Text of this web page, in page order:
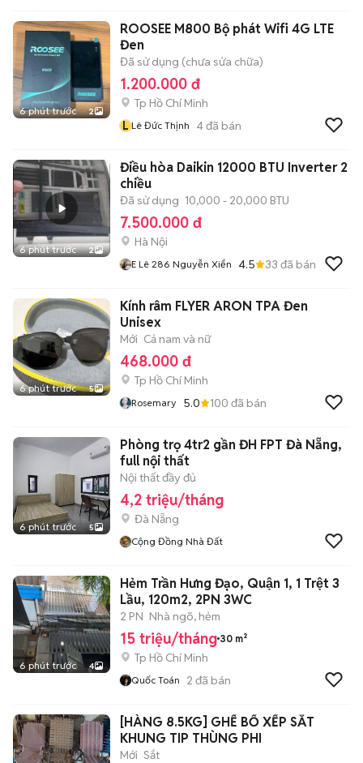
6 phút trước 2
ROOSEE M800 Bộ phát Wifi 4G LTE
Đen
Đã sử dụng (chưa sửa chữa)
1.200.000 đ
Tp Hồ Chí Minh
L Lê Đức Thịnh 4đã bán
6 phút trước 2
Điều hòa Daikin 12000 BTU Inverter 2
chiều
Đã sử dụng 10,000 - 20,000 BTU
7.500.000 đ
Hà Nội
E Lê 286 Nguyễn Xiển 4.5 33 đã bán
6 phút trước 5
Kính râm FLYER ARON TPA Đen
Unisex
Mới Cả nam và nữ
468.000 đ
Tp Hồ Chí Minh
Rosemary 5.0 100 đã bán
6 phút trước 5
Phòng trọ 4tr2 gần ĐH FPT Đà Nẵng,
full nội thất
Nội thất đầy đủ
4,2 triệu/tháng
Đà Nẵng
Cộng Đồng Nhà Đất
6 phút trước 4
Hẻm Trần Hưng Đạo, Quận 1, 1 Trệt 3
Lầu, 120m2, 2PN 3WC
2 PN Nhà ngõ, hẻm
15 triệu/tháng 30 m²
Tp Hồ Chí Minh
Quốc Toán 2 đã bán
[HÀNG 8.5KG] GHẾ BỐ XẾP SẮT
KHUNG TIP THÙNG PHI
Mới Sắt